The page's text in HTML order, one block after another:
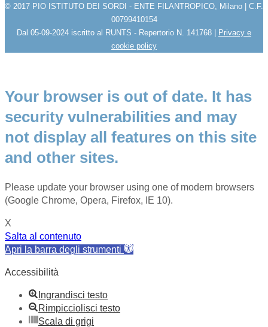
© 2017 PIO ISTITUTO DEI SORDI - ENTE FILANTROPICO, Milano | C.F.
00799410154
Dal 05-09-2024 iscritto al RUNTS - Repertorio N. 141768 | Privacy e
cookie policy
Your browser is out of date. It has
security vulnerabilities and may
not display all features on this site
and other sites.
Please update your browser using one of modern browsers
(Google Chrome, Opera, Firefox, IE 10).
X
Salta al contenuto
Apri la barra degli strumenti
Accessibilità
Ingrandisci testo
Rimpicciolisci testo
Scala di grigi